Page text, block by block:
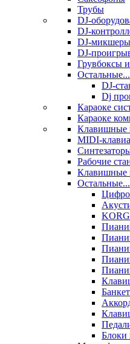
Трубы
DJ-
DJ-
DJ-микшеры
DJ-
Грувбоксы
Остальные...
DJ-
Dj
Караоке
Караоке
Клавишные
MIDI-
Рабочие
Клавишные
Остальные...
Блоки